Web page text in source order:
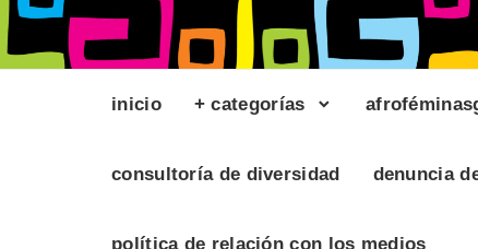
inicio + categorías
consultoría de diversidad denuncia
política de relación con los medios